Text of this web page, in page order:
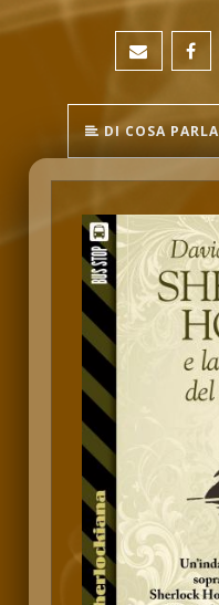
DI COSA PARLA